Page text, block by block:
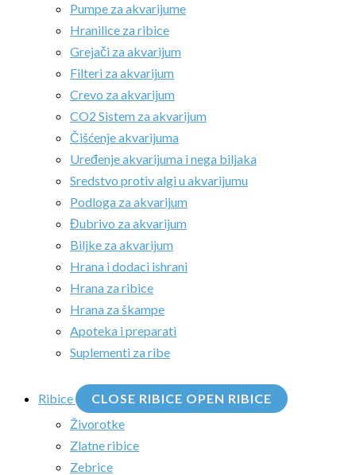
Pumpe za akvarijume
Hranilice za ribice
Grejači za akvarijum
Filteri za akvarijum
Crevo za akvarijum
CO2 Sistem za akvarijum
Čišćenje akvarijuma
Uređenje akvarijuma i nega biljaka
Sredstvo protiv algi u akvarijumu
Podloga za akvarijum
Đubrivo za akvarijum
Biljke za akvarijum
Hrana i dodaci ishrani
Hrana za ribice
Hrana za škampe
Apoteka i preparati
Suplementi za ribe
Ribice CLOSE RIBICE OPEN RIBICE
Živorotke
Zlatne ribice
Zebrice